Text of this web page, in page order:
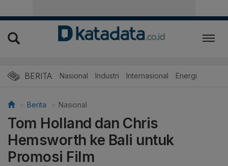
BERITA Nasional Industri Internasional Energi
Berita Nasional
Tom Holland dan Chris
Hemsworth ke Bali untuk
Promosi Film